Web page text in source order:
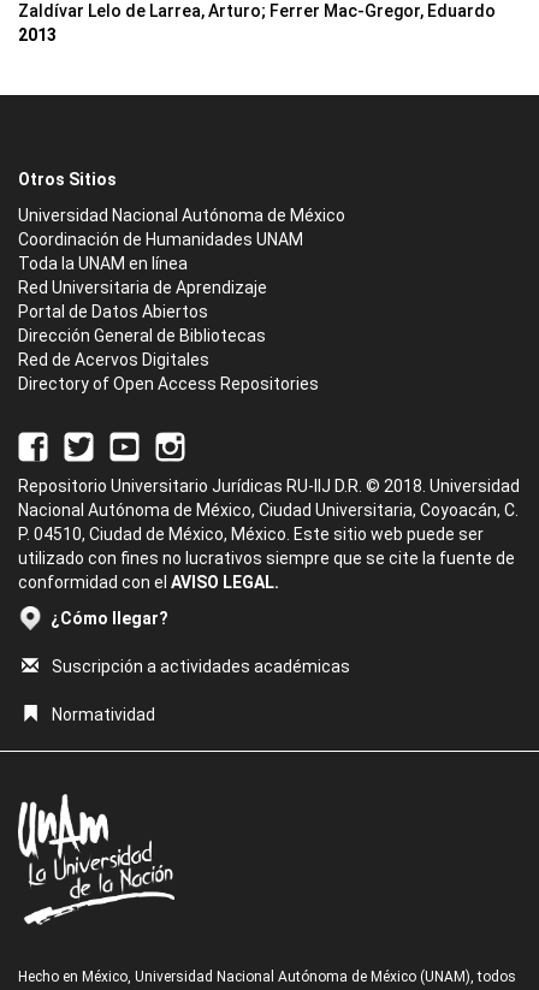
Zaldívar Lelo de Larrea, Arturo; Ferrer Mac-Gregor, Eduardo
2013
Otros Sitios
Universidad Nacional Autónoma de México
Coordinación de Humanidades UNAM
Toda la UNAM en línea
Red Universitaria de Aprendizaje
Portal de Datos Abiertos
Dirección General de Bibliotecas
Red de Acervos Digitales
Directory of Open Access Repositories
Repositorio Universitario Jurídicas RU-IIJ D.R. © 2018. Universidad
Nacional Autónoma de México, Ciudad Universitaria, Coyoacán, C.
P. 04510, Ciudad de México, México. Este sitio web puede ser
utilizado con fines no lucrativos siempre que se cite la fuente de
conformidad con el AVISO LEGAL.
¿Cómo llegar?
Suscripción a actividades académicas
Normatividad
Hecho en México, Universidad Nacional Autónoma de México (UNAM), todos